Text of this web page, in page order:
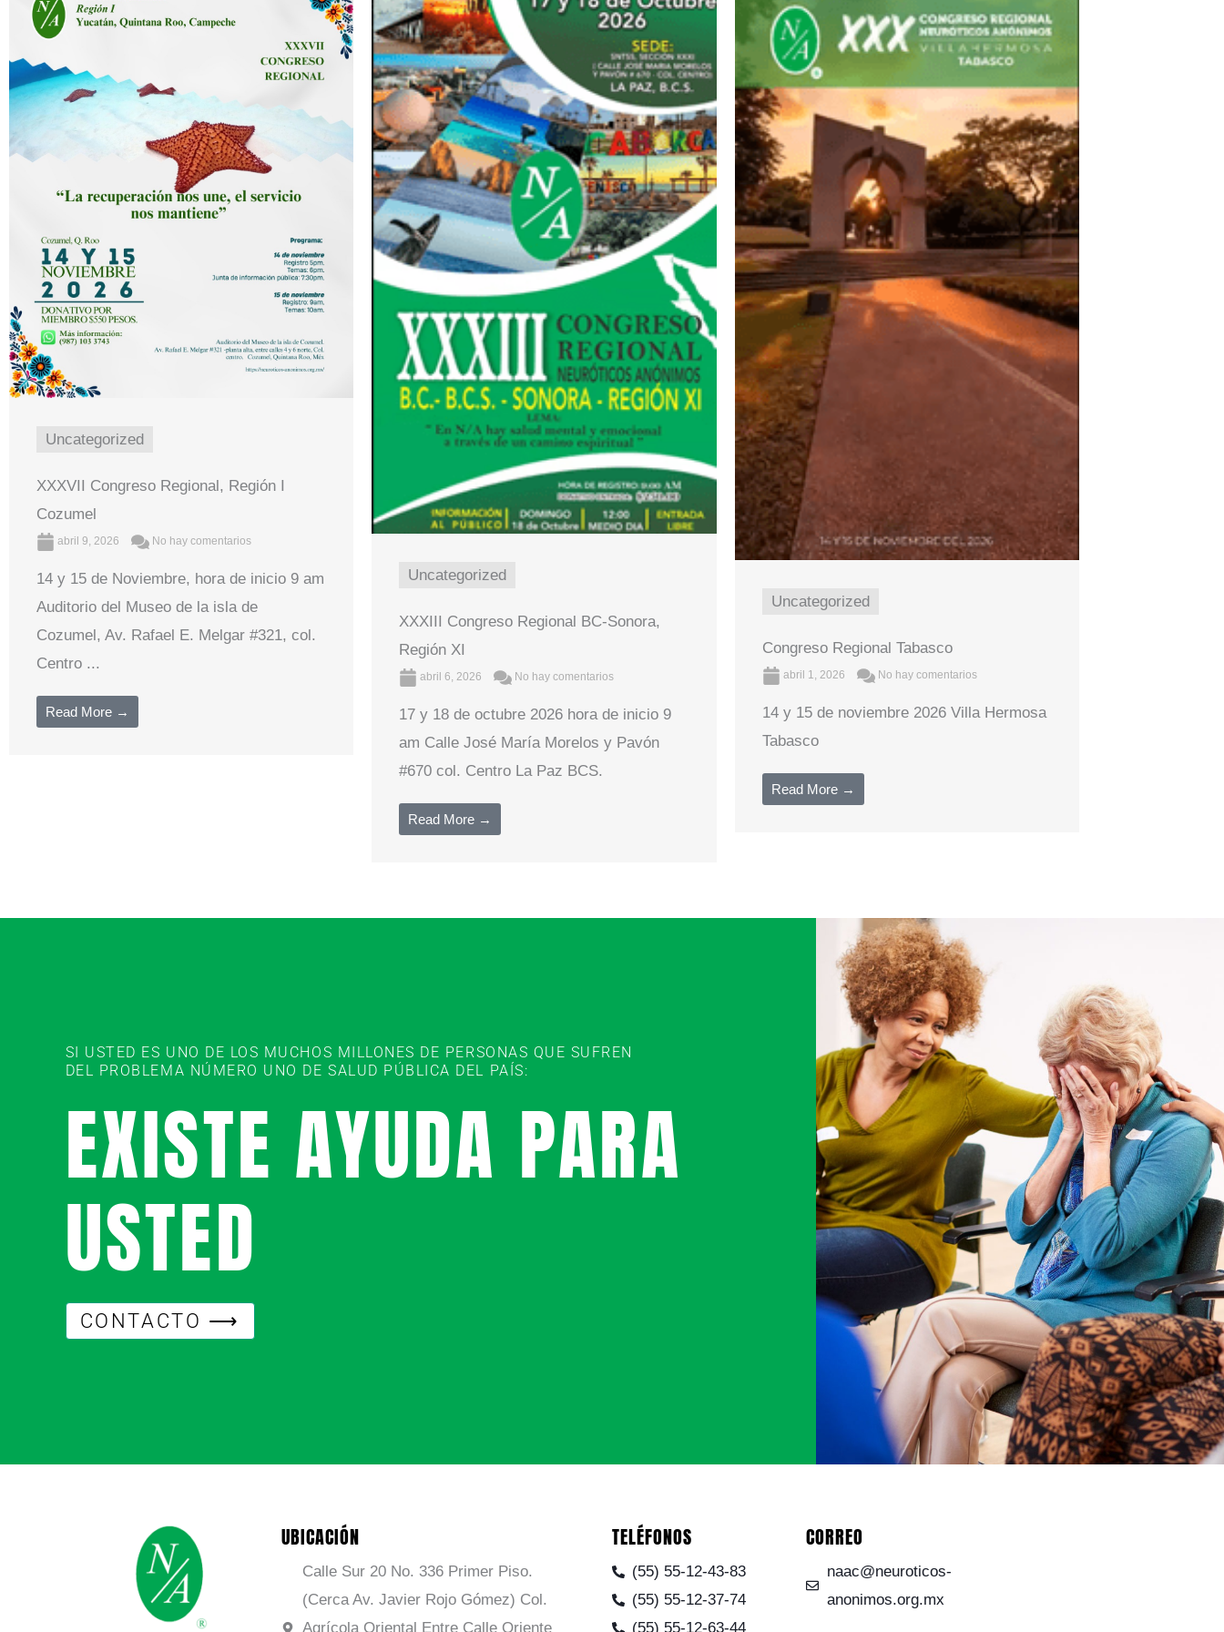
Uncategorized
XXXVII Congreso Regional, Región I
Cozumel
abril 9, 2026 No hay comentarios
14 y 15 de Noviembre, hora de inicio 9 am
Auditorio del Museo de la isla de
Cozumel, Av. Rafael E. Melgar #321, col.
Centro ...
Read More →
Uncategorized
XXXIII Congreso Regional BC-Sonora,
Región XI
abril 6, 2026 No hay comentarios
17 y 18 de octubre 2026 hora de inicio 9
am Calle José María Morelos y Pavón
#670 col. Centro La Paz BCS.
Read More →
Uncategorized
Congreso Regional Tabasco
abril 1, 2026 No hay comentarios
14 y 15 de noviembre 2026 Villa Hermosa
Tabasco
Read More →
SI USTED ES UNO DE LOS MUCHOS MILLONES DE PERSONAS QUE SUFREN
DEL PROBLEMA NÚMERO UNO DE SALUD PÚBLICA DEL PAÍS:
EXISTE AYUDA PARA
USTED
CONTACTO ⟶
UBICACIÓN
Calle Sur 20 No. 336 Primer Piso.
(Cerca Av. Javier Rojo Gómez) Col.
Agrícola Oriental Entre Calle Oriente
TELÉFONOS
(55) 55-12-43-83
(55) 55-12-37-74
(55) 55-12-63-44
CORREO
naac@neuroticos-
anonimos.org.mx